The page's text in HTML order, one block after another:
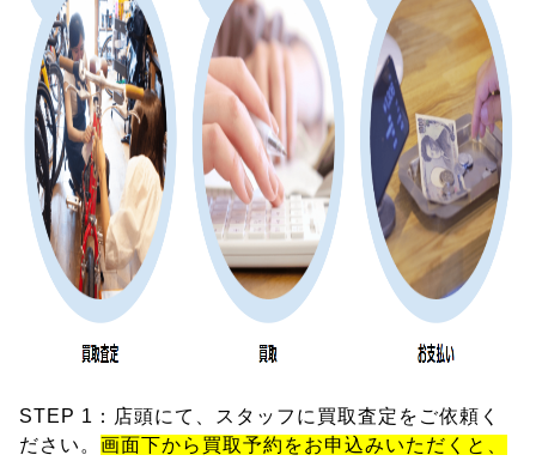
STEP 1：店頭にて、スタッフに買取査定をご依頼く
ださい。 画面下から買取予約をお申込みいただくと、